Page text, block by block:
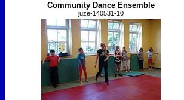
Community Dance Ensemble
juze-140531-10